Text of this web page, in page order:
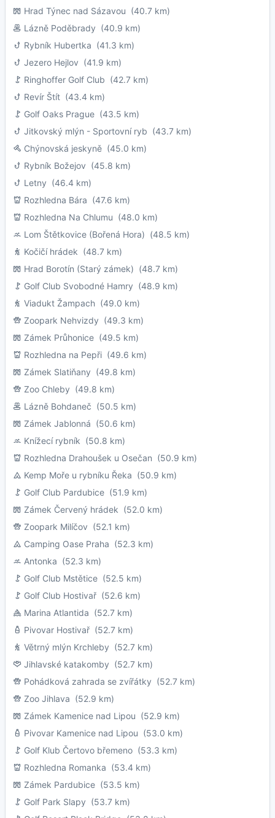
Hrad Týnec nad Sázavou (40.7 km)
Lázně Poděbrady (40.9 km)
Rybník Hubertka (41.3 km)
Jezero Hejlov (41.9 km)
Ringhoffer Golf Club (42.7 km)
Revír Štít (43.4 km)
Golf Oaks Prague (43.5 km)
Jitkovský mlýn - Sportovní ryb (43.7 km)
Chýnovská jeskyně (45.0 km)
Rybník Božejov (45.8 km)
Letny (46.4 km)
Rozhledna Bára (47.6 km)
Rozhledna Na Chlumu (48.0 km)
Lom Štětkovice (Bořená Hora) (48.5 km)
Kočičí hrádek (48.7 km)
Hrad Borotín (Starý zámek) (48.7 km)
Golf Club Svobodné Hamry (48.9 km)
Viadukt Žampach (49.0 km)
Zoopark Nehvizdy (49.3 km)
Zámek Průhonice (49.5 km)
Rozhledna na Pepři (49.6 km)
Zámek Slatiňany (49.8 km)
Zoo Chleby (49.8 km)
Lázně Bohdaneč (50.5 km)
Zámek Jablonná (50.6 km)
Knížecí rybník (50.8 km)
Rozhledna Drahoušek u Osečan (50.9 km)
Kemp Moře u rybníku Řeka (50.9 km)
Golf Club Pardubice (51.9 km)
Zámek Červený hrádek (52.0 km)
Zoopark Milíčov (52.1 km)
Camping Oase Praha (52.3 km)
Antonka (52.3 km)
Golf Club Mstětice (52.5 km)
Golf Club Hostivař (52.6 km)
Marina Atlantida (52.7 km)
Pivovar Hostivař (52.7 km)
Větrný mlýn Krchleby (52.7 km)
Jihlavské katakomby (52.7 km)
Pohádková zahrada se zvířátky (52.7 km)
Zoo Jihlava (52.9 km)
Zámek Kamenice nad Lipou (52.9 km)
Pivovar Kamenice nad Lipou (53.0 km)
Golf Klub Čertovo břemeno (53.3 km)
Rozhledna Romanka (53.4 km)
Zámek Pardubice (53.5 km)
Golf Park Slapy (53.7 km)